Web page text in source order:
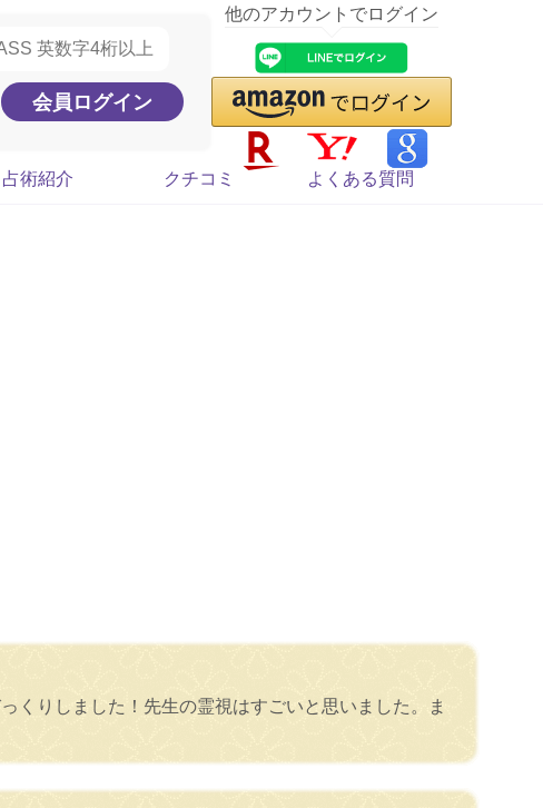
他のアカウントでログイン
占術紹介 クチコミ よくある質問
くりしました！先生の霊視はすごいと思いました。ま